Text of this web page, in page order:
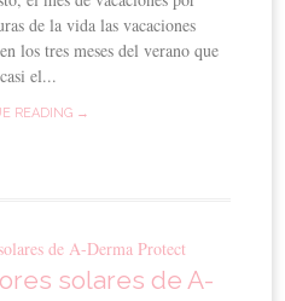
de la vida las vacaciones
los tres meses del verano que
el...
READING →
solares de A-